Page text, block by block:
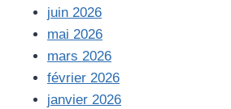
juin 2026
mai 2026
mars 2026
février 2026
janvier 2026